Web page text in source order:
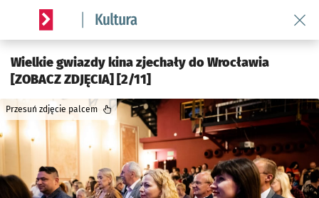
Serwis informacyjny wroclaw.pl podserwis: Kultura
Wielkie gwiazdy kina zjechały do Wrocławia
[ZOBACZ ZDJĘCIA] [2/11]
Przesuń zdjęcie palcem